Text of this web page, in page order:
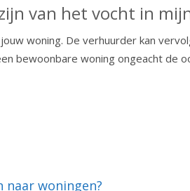
van het vocht in
woning. De verhuurder kan
bewoonbare woning ongeacht de
woningen?